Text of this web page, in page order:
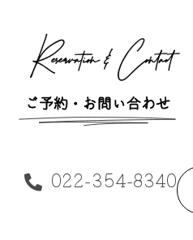
Reservation & Contact
ご予約・お問い合わせ
022-354-8340